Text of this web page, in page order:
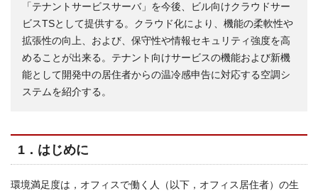
「テナントサービスサーバ」を今後、ビル向けクラウドサー
ビスTSとして提供する。クラウド化により、機能の柔軟性や
拡張性の向上、および、保守性や情報セキュリティ強度を高
めることが出来る。テナント向けサービスの機能および新機
能として開発中の居住者からの温冷感申告に対応する空調シ
ステムを紹介する。
1．はじめに
環境満足度は，オフィスで働く人（以下，オフィス居住者）の生